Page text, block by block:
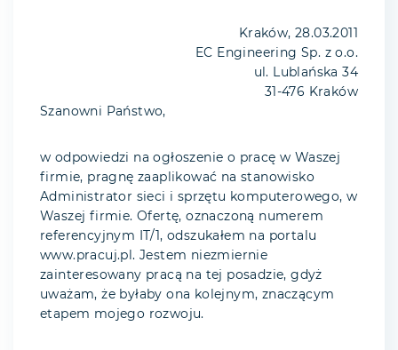
Kraków, 28.03.2011
EC Engineering Sp. z o.o.
ul. Lublańska 34
31-476 Kraków
Szanowni Państwo,
w odpowiedzi na ogłoszenie o pracę w Waszej
firmie, pragnę zaaplikować na stanowisko
Administrator sieci i sprzętu komputerowego, w
Waszej firmie. Ofertę, oznaczoną numerem
referencyjnym IT/1, odszukałem na portalu
www.pracuj.pl. Jestem niezmiernie
zainteresowany pracą na tej posadzie, gdyż
uważam, że byłaby ona kolejnym, znaczącym
etapem mojego rozwoju.